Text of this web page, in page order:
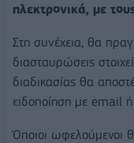
ηλεκτρονικά, με
Στη συνέχεια, θα
διασταυρώσεις
διαδικασίας θα
ειδοποίηση με email
Όποιοι ωφελούμενοι